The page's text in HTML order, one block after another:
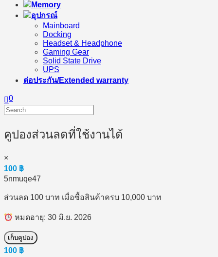
Memory
อุปกรณ์
Mainboard
Docking
Headset & Headphone
Gaming Gear
Solid State Drive
UPS
ต่อประกัน/Extended warranty
0
คูปองส่วนลดที่ใช้งานได้
×
100 ฿
5nmuqe47
ส่วนลด 100 บาท เมื่อซื้อสินค้าครบ 10,000 บาท
หมดอายุ: 30 มิ.ย. 2026
เก็บคูปอง
100 ฿